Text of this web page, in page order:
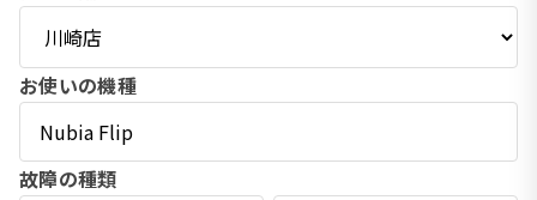
お使いの機種
故障の種類